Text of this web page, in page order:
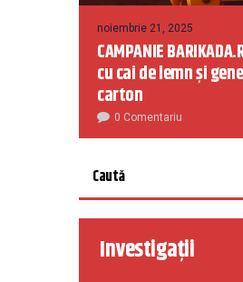
noiembrie 21, 2025
CAMPANIE
cu cai de lemn și
carton
0 Comentariu
Investigații